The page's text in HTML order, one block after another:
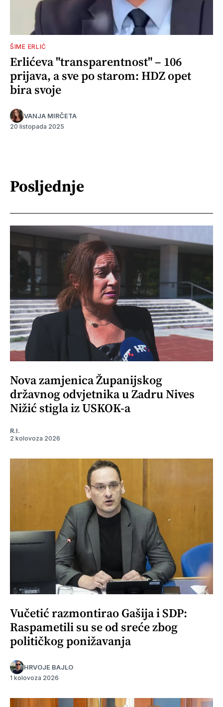
ŠIME ERLIĆ
Erlićeva "transparentnost" – 106
prijava, a sve po starom: HDZ opet
bira svoje
VANJA MIRČETA
20 listopada 2025
Posljednje
Nova zamjenica Županijskog
državnog odvjetnika u Zadru Nives
Nižić stigla iz USKOK-a
R.I.
2 kolovoza 2026
Vučetić razmontirao Gašija i SDP:
Raspametili su se od sreće zbog
političkog ponižavanja
HRVOJE BAJLO
1 kolovoza 2026